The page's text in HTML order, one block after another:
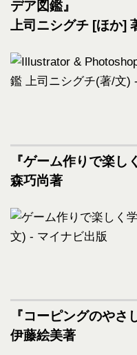
デア図鑑』
上司ニシグチ [ほか]
『ゲーム作りで楽し
森巧尚著
『コーピングのやさ
伊藤絵美著